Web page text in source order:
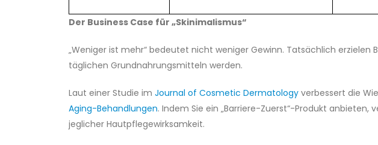
Der Business Case für „Skinimalismus“
„Weniger ist mehr“ bedeutet nicht weniger Gewinn. Tatsächlich
täglichen Grundnahrungsmitteln werden.
Laut einer Studie im Journal of Cosmetic Dermatology verbessert die
Aging-Behandlungen. Indem Sie ein „Barriere-Zuerst“-Produkt
jeglicher Hautpflegewirksamkeit.